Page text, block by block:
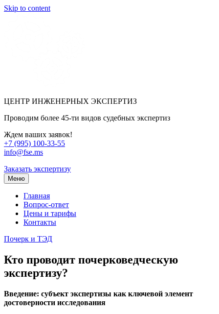
Skip to content
ЦЕНТР ИНЖЕНЕРНЫХ ЭКСПЕРТИЗ
Проводим более 45-ти видов судебных экспертиз
Ждем ваших заявок!
+7 (995) 100-33-55
info@fse.ms
Заказать экспертизу
Меню
Главная
Вопрос-ответ
Цены и тарифы
Контакты
Почерк и ТЭД
Кто проводит почерковедческую
экспертизу?
Введение: субъект экспертизы как ключевой элемент
достоверности исследования